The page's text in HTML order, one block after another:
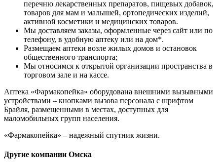
перечню лекарственных препаратов, пищевых добавок,
товаров для мам и малышей, ортопедических изделий,
активной косметики и медицинских товаров.
Мы доставляем заказы, оформленные через сайт или по
телефону, в удобную аптеку или на дом*.
Размещаем аптеки возле жилых домов и остановок
общественного транспорта;
Мы относимся к открытой организации пространства в
торговом зале и на кассе.
Аптека «Фармакопейка» оборудована внешними вызывными
устройствами – кнопками вызова персонала с шрифтом
Брайля, размещенными в местах, доступных для
маломобильных групп населения.
«Фармакопейка» – надежный спутник жизни.
Другие компании Омска